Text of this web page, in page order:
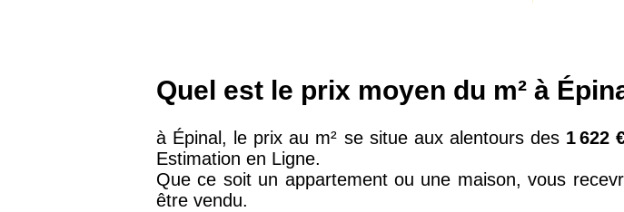
Quel est le prix moyen du m² à
à Épinal, le prix au m² se situe aux alentours des 1 622
Estimation en Ligne.
Que ce soit un appartement ou une maison, vous
être vendu.